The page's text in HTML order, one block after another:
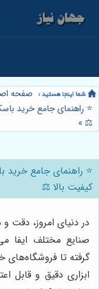
صفحه
⭐️ راهنمای جامع خرید
⚖️
»
⭐️ راهنمای جامع خرید
کیفیت بالا ⚖️
در دنیای امروز، دقت
صنایع مختلف ایفا
گرفته تا
ابزاری دقیق و قابل